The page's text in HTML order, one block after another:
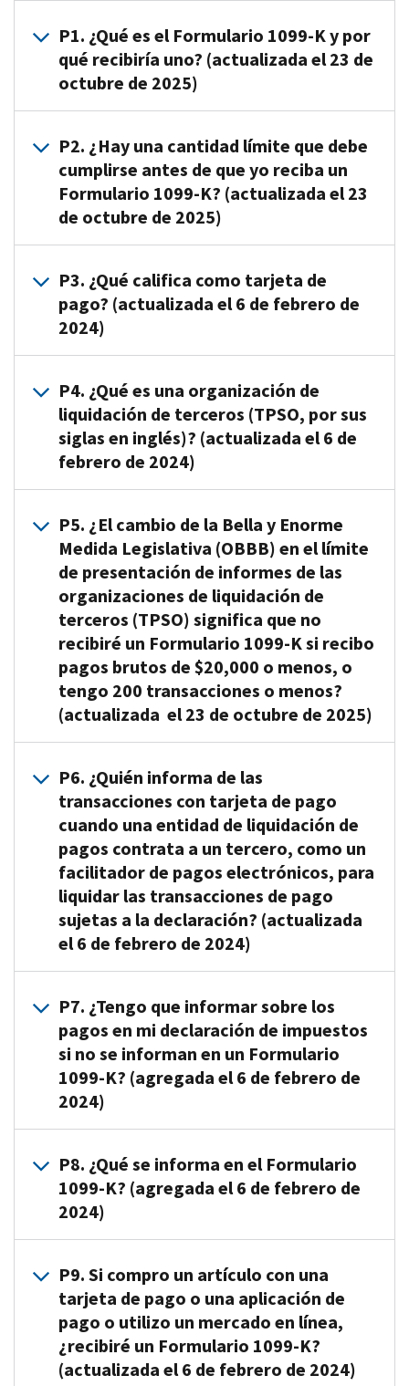
P1. ¿Qué es el Formulario 1099-K y por
qué recibiría uno? (actualizada el 23 de
octubre de 2025)
1099-
K(en
inglés),
es
una
informativa
que
se
informar
los
pagos
que
el
año
de:
Tarjetas
de
crédito,
débito
o
de
como
tarjetas
de
(tarjetas
de
pago)
Aplicaciones
de
pago
mercados
en
línea
para
bienes
o
(organizaciones
de
liquidación
de
o
TPSO,
por
sus
siglas
P2. ¿Hay una cantidad límite que debe
cumplirse antes de que yo reciba un
Formulario 1099-K? (actualizada el 23
de octubre de 2025)
No
hay
ningún
límite
deba
cumplirse
para
recibir
1099-
K
debido
a
pagos
recibidos
través
de
una
transacción
de
tarjeta
de
pago.
Por
lo
tanto,
si
usted
de
pagos
de
una
transacción
de
pago,
usted
un
Formulario
1099-
K
para
esos
P3. ¿Qué califica como tarjeta de
pago? (actualizada el 6 de febrero de
2024)
El
término
“tarjeta
de
pago”
tarjetas
de
crédito,
tarjetas
de
débito
y
tarjetas
de
valor
almacenado
(incluidas
las
tarjetas
de
regalo),
así
como
el
pago
a
de
cualquier
marca
distintiva
de
de
pago
(como
de
una
tarjeta
de
crédito).
P4. ¿Qué es una organización de
liquidación de terceros (TPSO, por sus
siglas en inglés)? (actualizada el 6 de
febrero de 2024)
Una
TPSO
es
la
organización
central
que
tiene
la
obligación
de
realizar
a
los
beneficiarios
participantes
(por
lo
general,
comerciante
o
negocio)
de
las
red
de
terceros.
podría
incluir
aplicaciones
utilizadas
para
P5. ¿El cambio de la Bella y Enorme
Medida Legislativa (OBBB) en el límite
de presentación de informes de las
organizaciones de liquidación de
terceros (TPSO) significa que no
recibiré un Formulario 1099-K si recibo
pagos brutos de $20,000 o menos, o
tengo 200 transacciones o menos?
(actualizada el 23 de octubre de 2025)
necesariamente.
El
límite
de
informe
federal
de
más
en
pagos
y
más
de
200
transacciones
es
un
requerimiento
de
declaración
para
las
organizaciones
de
liquidación
de
P6. ¿Quién informa de las
transacciones con tarjeta de pago
cuando una entidad de liquidación de
pagos contrata a un tercero, como un
facilitador de pagos electrónicos, para
liquidar las transacciones de pago
sujetas a la declaración? (actualizada
el 6 de febrero de 2024)
La
entidad
que
envía
las
transferir
fondos
a
del
beneficiario
participante
es
responsable
P7. ¿Tengo que informar sobre los
pagos en mi declaración de impuestos
si no se informan en un Formulario
1099-K? (agregada el 6 de febrero de
2024)
Sí,
el
límite
de
del
Formulario
1099-
K
no
P8. ¿Qué se informa en el Formulario
1099-K? (agregada el 6 de febrero de
2024)
La
cantidad
bruta
de
pago
P9. Si compro un artículo con una
tarjeta de pago o una aplicación de
pago o utilizo un mercado en línea,
¿recibiré un Formulario 1099-K?
(actualizada el 6 de febrero de 2024)